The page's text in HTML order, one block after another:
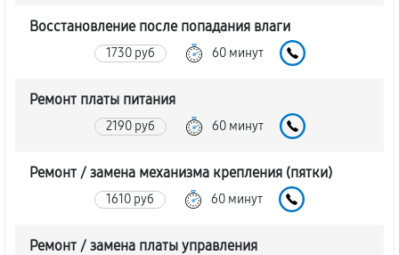
Восстановление после попадания влаги
1730 руб 60 минут
Ремонт платы питания
2190 руб 60 минут
Ремонт / замена механизма крепления (пятки)
1610 руб 60 минут
Ремонт / замена платы управления